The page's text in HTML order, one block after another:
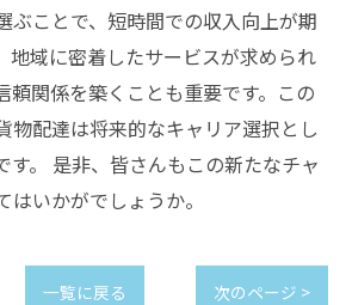
ぶことで、短時間での収入向上が期
地域に密着したサービスが求められ
頼関係を築くことも重要です。この
物配達は将来的なキャリア選択とし
す。 是非、皆さんもこの新たなチャ
はいかがでしょうか。
一覧に戻る 次のページ >